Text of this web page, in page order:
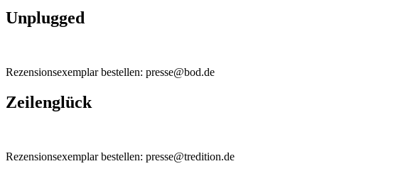
Unplugged
Rezensionsexemplar bestellen: presse@bod.de
Zeilenglück
Rezensionsexemplar bestellen: presse@tredition.de